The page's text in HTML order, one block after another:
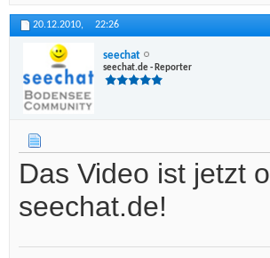
20.12.2010, 22:26
seechat
seechat.de - Reporter
Das Video ist jetzt
seechat.de!